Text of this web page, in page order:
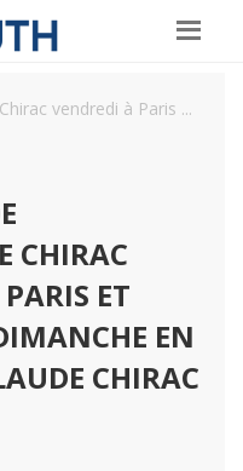
vendredi à Paris ...
CHIRAC
ET
EN
CHIRAC